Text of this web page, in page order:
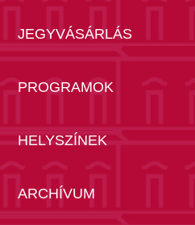
JEGYVÁSÁRLÁS
PROGRAMOK
HELYSZÍNEK
ARCHÍVUM